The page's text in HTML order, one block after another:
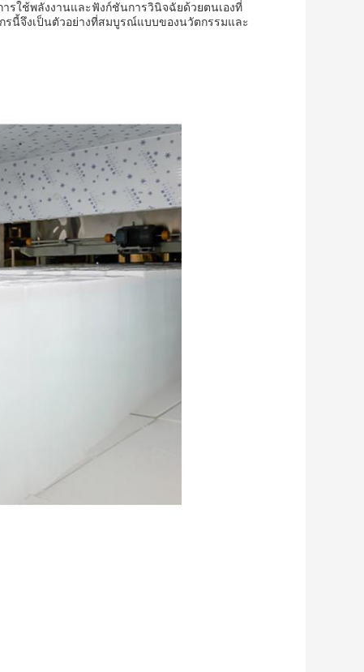
รใช้พลังงานและฟังก์ชันการวินิจฉัยด้วยตนเองที่
รนี้จึงเป็นตัวอย่างที่สมบูรณ์แบบของนวัตกรรมและ